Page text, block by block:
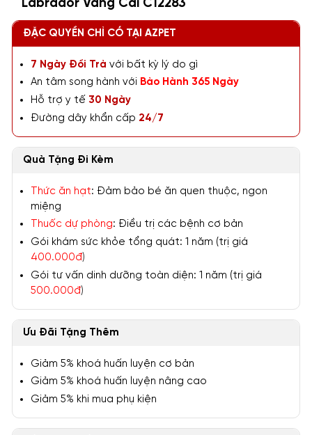
Labrador Vàng Cái C12283
ĐẶC QUYỀN CHỈ CÓ TẠI AZPET
7 Ngày Đổi Trả với bất kỳ lý do gì
An tâm song hành với Bảo Hành 365 Ngày
Hỗ trợ y tế 30 Ngày
Đường dây khẩn cấp 24/7
Quà Tặng Đi Kèm
Thức ăn hạt: Đảm bảo bé ăn quen thuộc, ngon
miệng
Thuốc dự phòng: Điều trị các bệnh cơ bản
Gói khám sức khỏe tổng quát: 1 năm (trị giá
400.000đ)
Gói tư vấn dinh dưỡng toàn diện: 1 năm (trị giá
500.000đ)
Ưu Đãi Tặng Thêm
Giảm 5% khoá huấn luyện cơ bản
Giảm 5% khoá huấn luyện nâng cao
Giảm 5% khi mua phụ kiện